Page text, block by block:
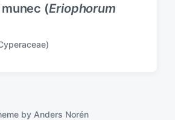
(Eriophorum
by Anders Norén